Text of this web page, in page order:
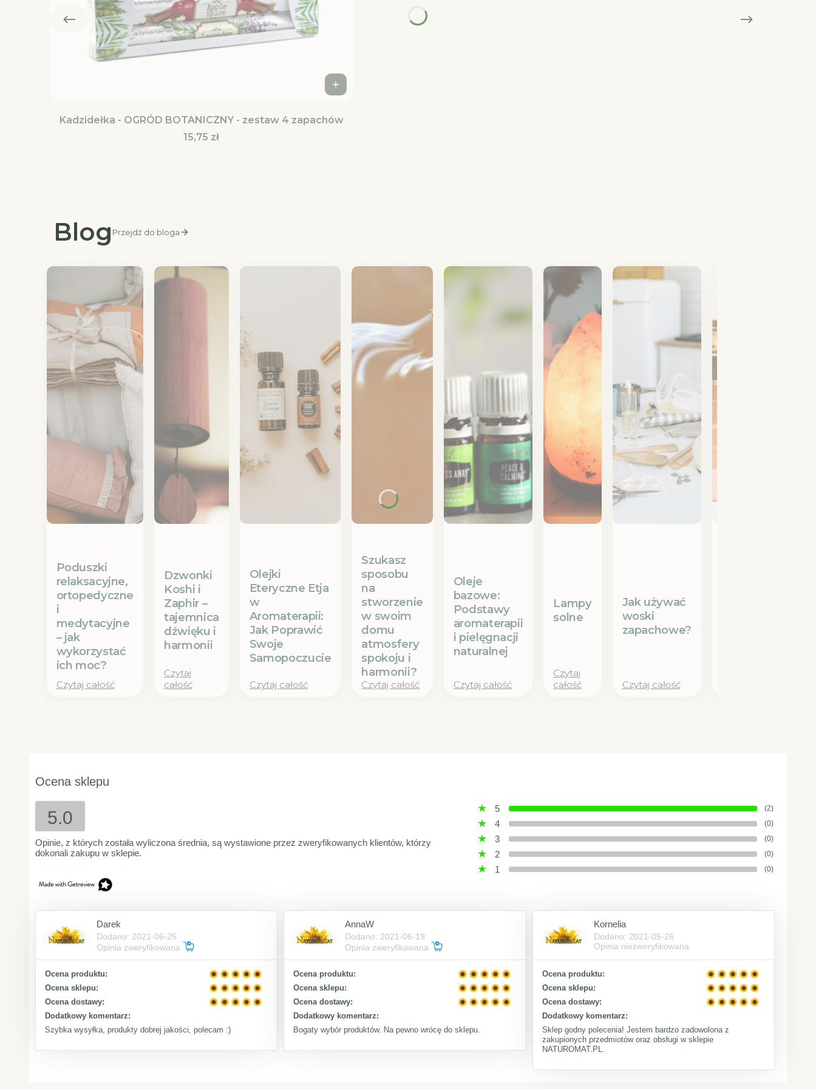
Kadzidełka - OGRÓD BOTANICZNY - zestaw 4 zapachów
Cena
15,75 zł
Blog Przejdź do bloga
Poduszki
relaksacyjne,
ortopedyczne
i
medytacyjne
– jak
wykorzystać
ich moc?
Czytaj całość
Dzwonki
Koshi i
Zaphir –
tajemnica
dźwięku i
harmonii
Czytaj
całość
Olejki
Eteryczne Etja
w
Aromaterapii:
Jak Poprawić
Swoje
Samopoczucie
Czytaj całość
Szukasz
sposobu
na
stworzenie
w swoim
domu
atmosfery
spokoju i
harmonii?
Czytaj całość
Oleje
bazowe:
Podstawy
aromaterapii
i pielęgnacji
naturalnej
Czytaj całość
Lampy
solne
Czytaj
całość
Jak używać
woski
zapachowe?
Czytaj całość
Ocena sklepu
5.0
Opinie, z których została wyliczona średnia, są wystawione przez zweryfikowanych klientów, którzy
dokonali zakupu w sklepie.
5 (2)
4 (0)
3 (0)
2 (0)
1 (0)
Darek
Dodano: 2021-06-25
Opinia zweryfikowana
Ocena produktu:
Ocena sklepu:
Ocena dostawy:
Dodatkowy komentarz:
Szybka wysyłka, produkty dobrej jakości, polecam :)
AnnaW
Dodano: 2021-06-19
Opinia zweryfikowana
Ocena produktu:
Ocena sklepu:
Ocena dostawy:
Dodatkowy komentarz:
Bogaty wybór produktów. Na pewno wrócę do sklepu.
Kornelia
Dodano: 2021-05-26
Opinia niezweryfikowana
Ocena produktu:
Ocena sklepu:
Ocena dostawy:
Dodatkowy komentarz:
Sklep godny polecenia! Jestem bardzo zadowolona z
zakupionych przedmiotów oraz obsługi w sklepie
NATUROMAT.PL.